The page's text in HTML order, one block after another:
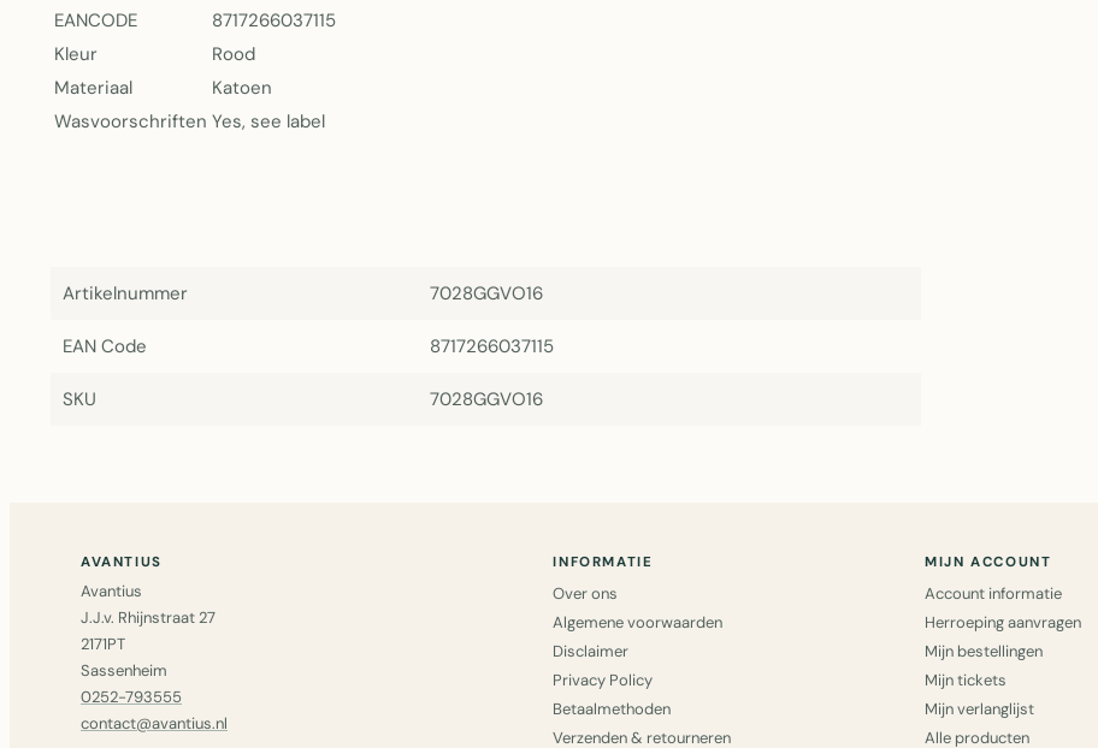
EANCODE
8717266037115
Kleur
Rood
Materiaal
Katoen
Wasvoorschriften Yes, see label
Artikelnummer 7028GGVO16
EAN Code 8717266037115
SKU 7028GGVO16
AVANTIUS
Avantius
J.J.v. Rhijnstraat 27
2171PT
Sassenheim
0252-793555
contact@avantius.nl
INFORMATIE
Over ons
Algemene voorwaarden
Disclaimer
Privacy Policy
Betaalmethoden
Verzenden & retourneren
MIJN ACCOUNT
Account informatie
Herroeping aanvragen
Mijn bestellingen
Mijn tickets
Mijn verlanglijst
Alle producten